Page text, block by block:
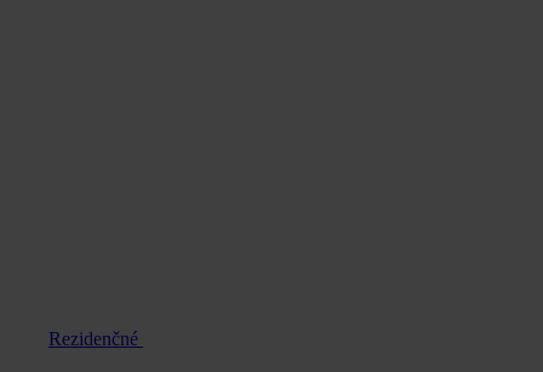
Rezidenčné